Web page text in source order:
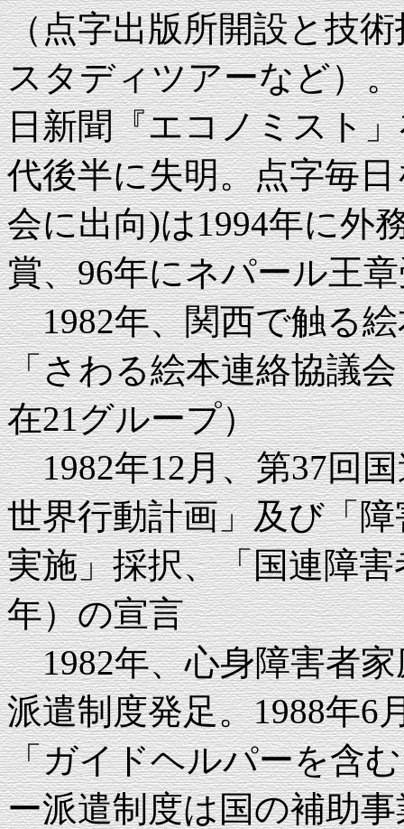
（点字出版所開設と技
スタディツアーなど）
日新聞『エコノミスト
代後半に失明。点字毎
会に出向)は1994年に外
賞、96年にネパール王
1982年、関西で触る絵
「さわる絵本連絡協議
在21グループ）
1982年12月、第37回国
世界行動計画」及び「
実施」採択、「国連障
年）の宣言
1982年、心身障害者家
派遣制度発足。1988年6
「ガイドヘルパーを含
ー派遣制度は国の補助